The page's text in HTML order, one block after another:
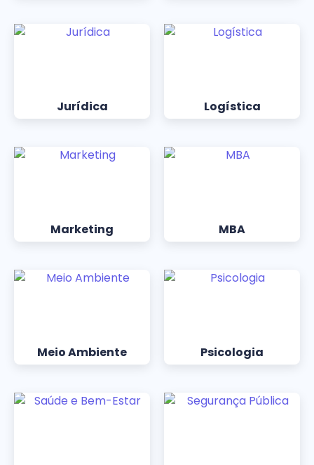
Jurídica Logística
Marketing MBA
Meio Ambiente Psicologia